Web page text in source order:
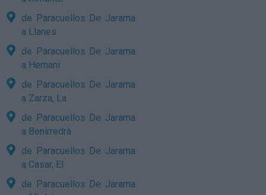
de Paracuellos De Jarama
a Llanes
de Paracuellos De Jarama
a Hernani
de Paracuellos De Jarama
a Zarza, La
de Paracuellos De Jarama
a Benirredrà
de Paracuellos De Jarama
a Casar, El
de Paracuellos De Jarama